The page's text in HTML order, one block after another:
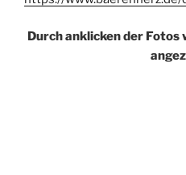
Durch anklicken der